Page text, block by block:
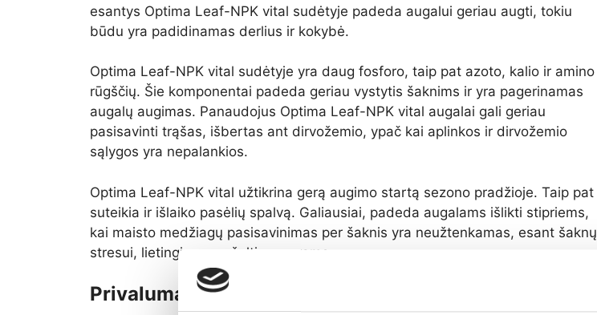
esantys Optima Leaf-NPK vital sudėtyje padeda augalui geriau augti, tokiu
būdu yra padidinamas derlius ir kokybė.
Optima Leaf-NPK vital sudėtyje yra daug fosforo, taip pat azoto, kalio ir amino
rūgščių. Šie komponentai padeda geriau vystytis šaknims ir yra pagerinamas
augalų augimas. Panaudojus Optima Leaf-NPK vital augalai gali geriau
pasisavinti trąšas, išbertas ant dirvožemio, ypač kai aplinkos ir dirvožemio
sąlygos yra nepalankios.
Optima Leaf-NPK vital užtikrina gerą augimo startą sezono pradžioje. Taip pat
suteikia ir išlaiko pasėlių spalvą. Galiausiai, padeda augalams išlikti stipriems,
kai maisto medžiagų pasisavinimas per šaknis yra neužtenkamas, esant šaknų
stresui, lietingiems ar šaltiems orams.
Privalumai